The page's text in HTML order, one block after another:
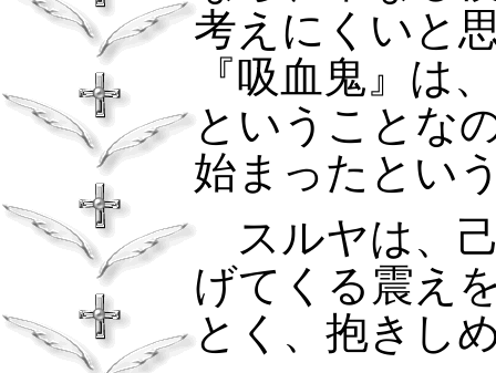
考えにくいと
『吸血鬼』は
ということな
始まったとい
スルヤは、
げてくる震え
とく、抱きし